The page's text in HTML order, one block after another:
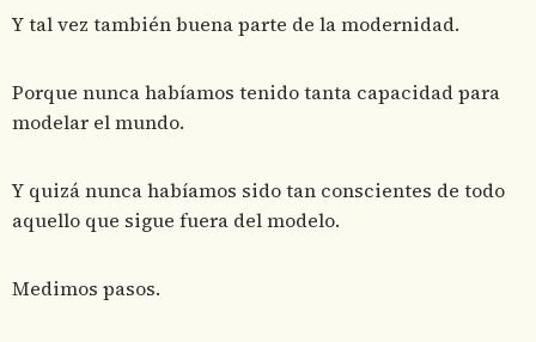
Y tal vez también buena parte de la modernidad.
Porque nunca habíamos tenido tanta capacidad para
modelar el mundo.
Y quizá nunca habíamos sido tan conscientes de todo
aquello que sigue fuera del modelo.
Medimos pasos.